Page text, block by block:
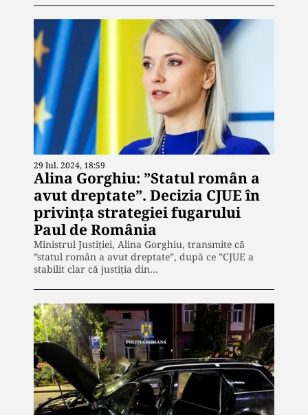
29 Iul. 2024, 18:59
Alina Gorghiu: ”Statul român a
avut dreptate”. Decizia CJUE în
privința strategiei fugarului
Paul de România
Ministrul Justiției, Alina Gorghiu, transmite că
”statul român a avut dreptate”, după ce ”CJUE a
stabilit clar că justiția din…